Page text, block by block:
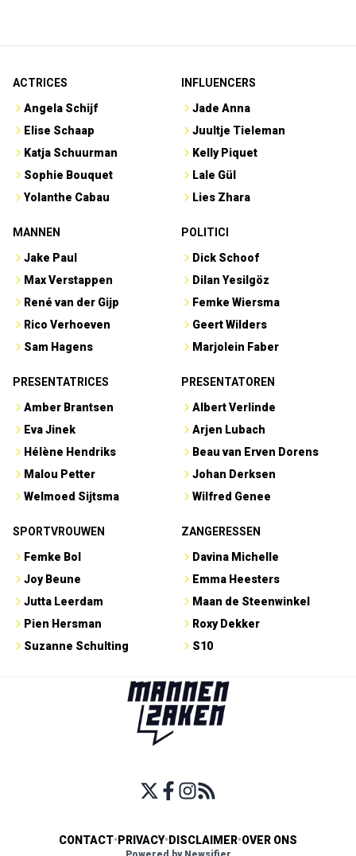
ACTRICES
Angela Schijf
Elise Schaap
Katja Schuurman
Sophie Bouquet
Yolanthe Cabau
INFLUENCERS
Jade Anna
Juultje Tieleman
Kelly Piquet
Lale Gül
Lies Zhara
MANNEN
Jake Paul
Max Verstappen
René van der Gijp
Rico Verhoeven
Sam Hagens
POLITICI
Dick Schoof
Dilan Yesilgöz
Femke Wiersma
Geert Wilders
Marjolein Faber
PRESENTATRICES
Amber Brantsen
Eva Jinek
Hélène Hendriks
Malou Petter
Welmoed Sijtsma
PRESENTATOREN
Albert Verlinde
Arjen Lubach
Beau van Erven Dorens
Johan Derksen
Wilfred Genee
SPORTVROUWEN
Femke Bol
Joy Beune
Jutta Leerdam
Pien Hersman
Suzanne Schulting
ZANGERESSEN
Davina Michelle
Emma Heesters
Maan de Steenwinkel
Roxy Dekker
S10
CONTACT• PRIVACY• DISCLAIMER•OVER ONS